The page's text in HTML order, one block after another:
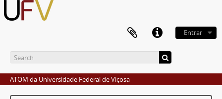
Entrar
ATOM da Universidade Federal de Viçosa